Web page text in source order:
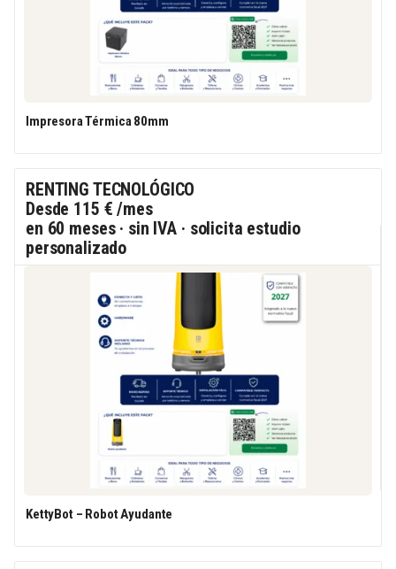
Impresora Térmica 80mm
RENTING TECNOLÓGICO
Desde 115 € /mes
en 60 meses · sin IVA · solicita estudio
personalizado
KettyBot – Robot Ayudante